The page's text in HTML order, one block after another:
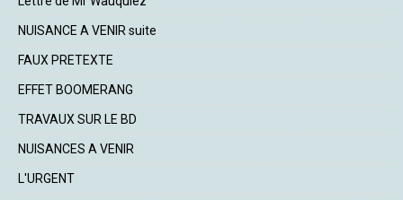
NUISANCE A VENIR suite
FAUX PRETEXTE
EFFET BOOMERANG
TRAVAUX SUR LE BD
NUISANCES A VENIR
L'URGENT